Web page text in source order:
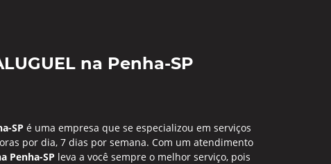
na Penha-SP
SP é uma empresa que se especializou em serviços
por dia, 7 dias por semana. Com um atendimento
Penha-SP leva a você sempre o melhor serviço, pois